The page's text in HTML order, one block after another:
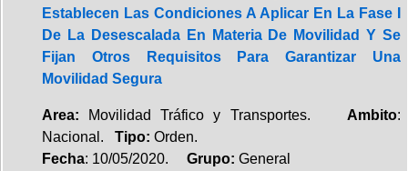
Establecen Las Condiciones A Aplicar En La Fase I
De La Desescalada En Materia De Movilidad Y Se
Fijan Otros Requisitos Para Garantizar Una
Movilidad Segura
Area: Movilidad Tráfico y Transportes. Ambito:
Nacional. Tipo: Orden.
Fecha: 10/05/2020. Grupo: General